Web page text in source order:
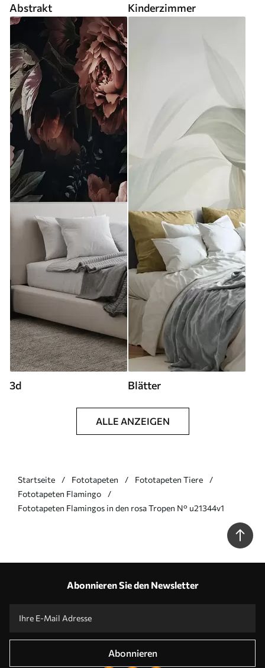
Abstrakt Kinderzimmer
3d Blätter
ALLE ANZEIGEN
Startseite Fototapeten
Fototapeten Tiere
Fototapeten Flamingo
Fototapeten Flamingos in den rosa Tropen N° u21344v1
Abonnieren Sie den Newsletter
Abonnieren